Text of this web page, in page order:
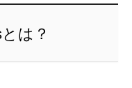
は？